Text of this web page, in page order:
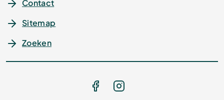
Contact
Sitemap
Zoeken